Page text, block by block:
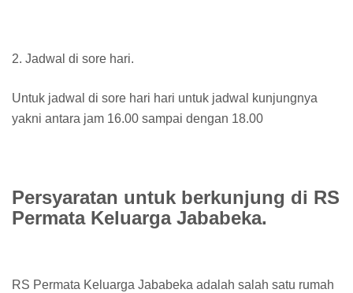
2. Jadwal di sore hari.
Untuk jadwal di sore hari hari untuk jadwal kunjungnya
yakni antara jam 16.00 sampai dengan 18.00
Persyaratan untuk berkunjung di RS
Permata Keluarga Jababeka.
RS Permata Keluarga Jababeka adalah salah satu rumah